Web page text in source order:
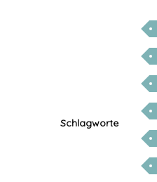
Schlagworte